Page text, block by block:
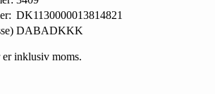
DK1130000013814821
DABADKKK
inklusiv moms.